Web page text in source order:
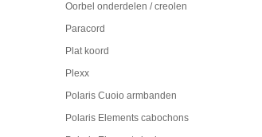
Oorbel onderdelen / creolen
Paracord
Plat koord
Plexx
Polaris Cuoio armbanden
Polaris Elements cabochons